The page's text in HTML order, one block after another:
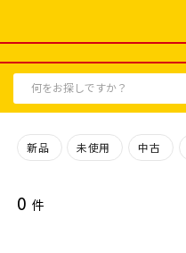
新品 未使用 中古
0 件